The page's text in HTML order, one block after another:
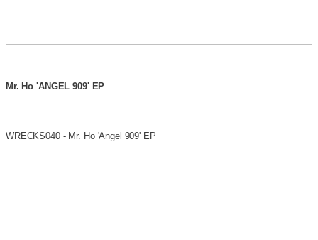
Mr. Ho 'ANGEL 909' EP
WRECKS040 - Mr. Ho 'Angel 909' EP